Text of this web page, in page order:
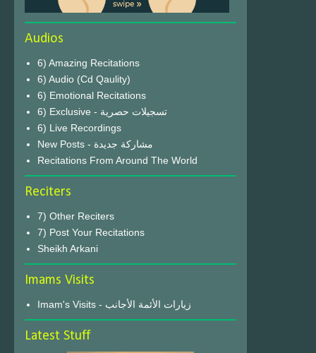
Audios
6) Amazing Recitations
6) Audio (Cd Qaulity)
6) Emotional Recitations
6) Exclusive - تسجيلات حصرية
6) Live Recordings
New Posts - مشاركة جديدة
Recitations From Around The World
Reciters
7) Other Reciters
7) Post Your Recitations
Sheikh Arkani
Imams Visits
Imam's Visits - زيارات الأئمة الأجانب
Latest Stuff